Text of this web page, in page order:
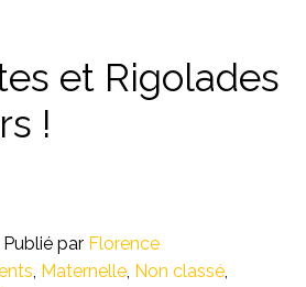
et Rigolades
!
Publié par Florence
, Maternelle, Non classé,